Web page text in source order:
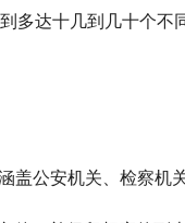
多达十几到几十个
盖公安机关、检察机